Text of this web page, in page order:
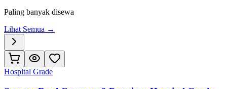
Paling banyak disewa
Lihat Semua →
Hospital Grade